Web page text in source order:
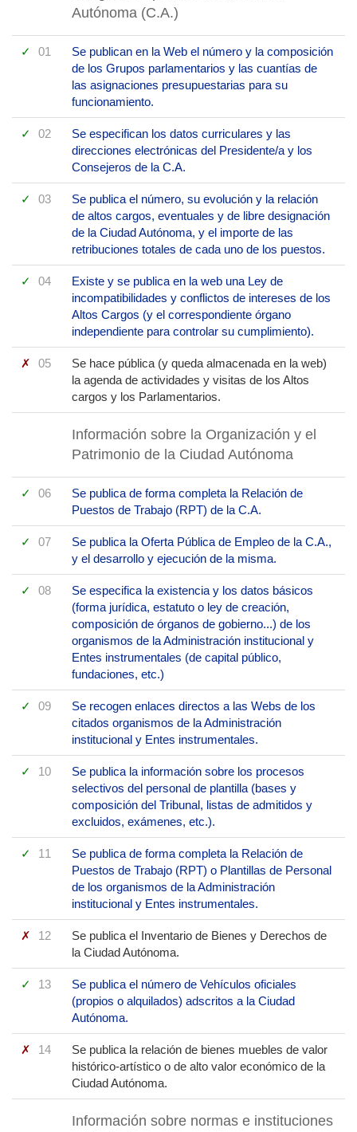
Autónoma (C.A.)
01
Se publican en la Web el número y la composición
de los Grupos parlamentarios y las cuantías de
las asignaciones presupuestarias para su
funcionamiento.
02
Se especifican los datos curriculares y las
direcciones electrónicas del Presidente/a y los
Consejeros de la C.A.
03
Se publica el número, su evolución y la relación
de altos cargos, eventuales y de libre designación
de la Ciudad Autónoma, y el importe de las
retribuciones totales de cada uno de los puestos.
04
Existe y se publica en la web una Ley de
incompatibilidades y conflictos de intereses de los
Altos Cargos (y el correspondiente órgano
independiente para controlar su cumplimiento).
05
Se hace pública (y queda almacenada en la web)
la agenda de actividades y visitas de los Altos
cargos y los Parlamentarios.
Información sobre la Organización y el
Patrimonio de la Ciudad Autónoma
06
Se publica de forma completa la Relación de
Puestos de Trabajo (RPT) de la C.A.
07
Se publica la Oferta Pública de Empleo de la C.A.,
y el desarrollo y ejecución de la misma.
08
Se especifica la existencia y los datos básicos
(forma jurídica, estatuto o ley de creación,
composición de órganos de gobierno...) de los
organismos de la Administración institucional y
Entes instrumentales (de capital público,
fundaciones, etc.)
09
Se recogen enlaces directos a las Webs de los
citados organismos de la Administración
institucional y Entes instrumentales.
10
Se publica la información sobre los procesos
selectivos del personal de plantilla (bases y
composición del Tribunal, listas de admitidos y
excluidos, exámenes, etc.).
11
Se publica de forma completa la Relación de
Puestos de Trabajo (RPT) o Plantillas de Personal
de los organismos de la Administración
institucional y Entes instrumentales.
12
Se publica el Inventario de Bienes y Derechos de
la Ciudad Autónoma.
13
Se publica el número de Vehículos oficiales
(propios o alquilados) adscritos a la Ciudad
Autónoma.
14
Se publica la relación de bienes muebles de valor
histórico-artístico o de alto valor económico de la
Ciudad Autónoma.
Información sobre normas e instituciones